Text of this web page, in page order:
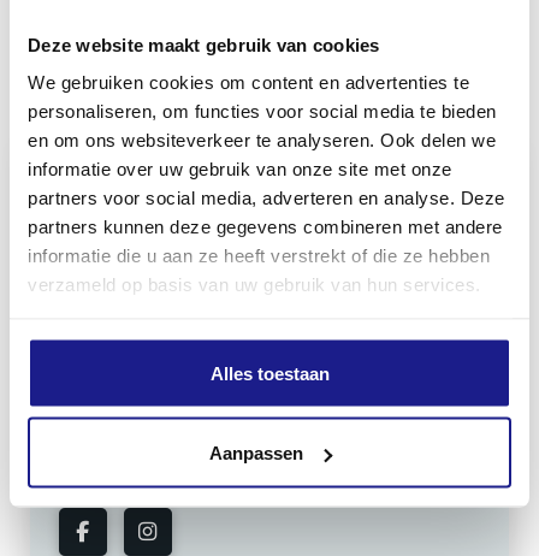
Deze website maakt gebruik van cookies
We gebruiken cookies om content en advertenties te
personaliseren, om functies voor social media te bieden
en om ons websiteverkeer te analyseren. Ook delen we
informatie over uw gebruik van onze site met onze
partners voor social media, adverteren en analyse. Deze
partners kunnen deze gegevens combineren met andere
informatie die u aan ze heeft verstrekt of die ze hebben
verzameld op basis van uw gebruik van hun services.
Alles toestaan
Aanpassen
Inhoud door
MECHANISATIE FRANEKER
Kiehoek 26
info@mechanisatiefraneker.nl
06-83139573